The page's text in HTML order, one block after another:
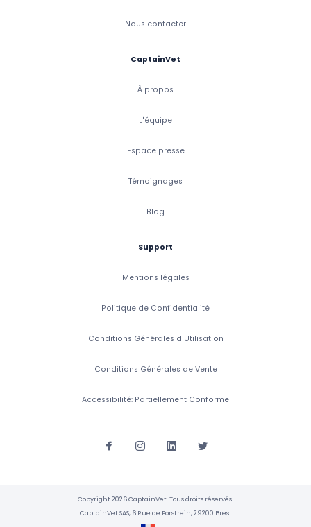
Nous contacter
CaptainVet
À propos
L'équipe
Espace presse
Témoignages
Blog
Support
Mentions légales
Politique de Confidentialité
Conditions Générales d'Utilisation
Conditions Générales de Vente
Accessibilité: Partiellement Conforme
Copyright 2026 CaptainVet. Tous droits réservés.
CaptainVet SAS, 6 Rue de Porstrein, 29200 Brest